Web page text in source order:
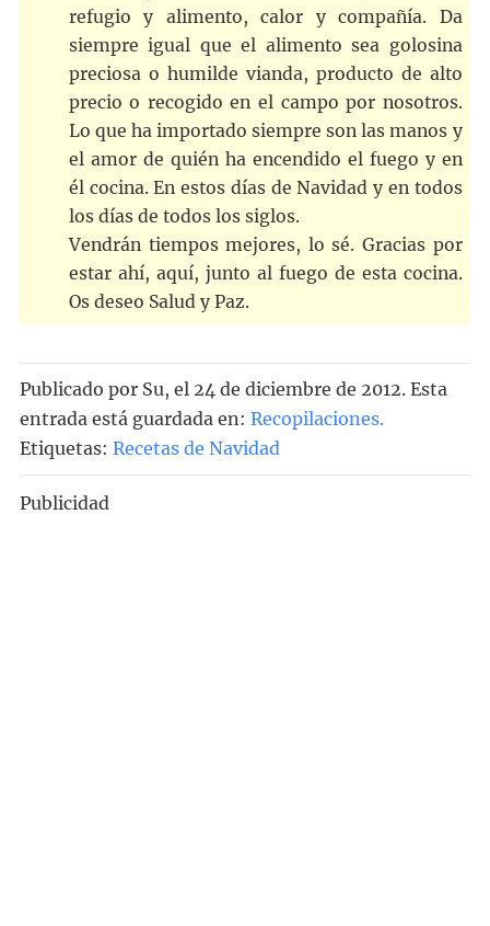
refugio y alimento, calor y compañía. Da
siempre igual que el alimento sea golosina
preciosa o humilde vianda, producto de alto
precio o recogido en el campo por nosotros.
Lo que ha importado siempre son las manos y
el amor de quién ha encendido el fuego y en
él cocina. En estos días de Navidad y en todos
los días de todos los siglos.
Vendrán tiempos mejores, lo sé. Gracias por
estar ahí, aquí, junto al fuego de esta cocina.
Os deseo Salud y Paz.
Publicado por Su, el 24 de diciembre de 2012. Esta
entrada está guardada en: Recopilaciones.
Etiquetas: Recetas de Navidad
Publicidad